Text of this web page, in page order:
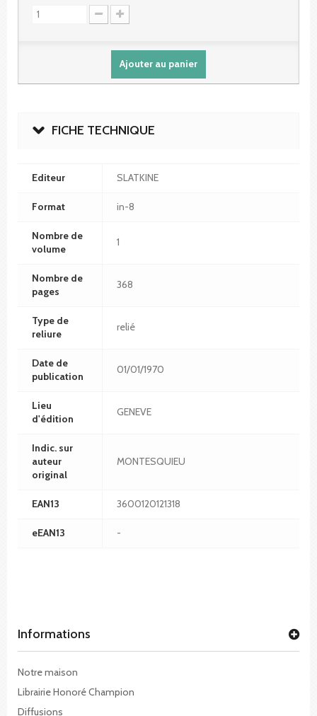
Ajouter au panier
FICHE TECHNIQUE
Editeur SLATKINE
Format in-8
Nombre de
volume
1
Nombre de
pages
368
Type de
reliure
relié
Date de
publication
01/01/1970
Lieu
d'édition
GENEVE
Indic. sur
auteur
original
MONTESQUIEU
EAN13 3600120121318
eEAN13 -
Informations
Notre maison
Librairie Honoré Champion
Diffusions